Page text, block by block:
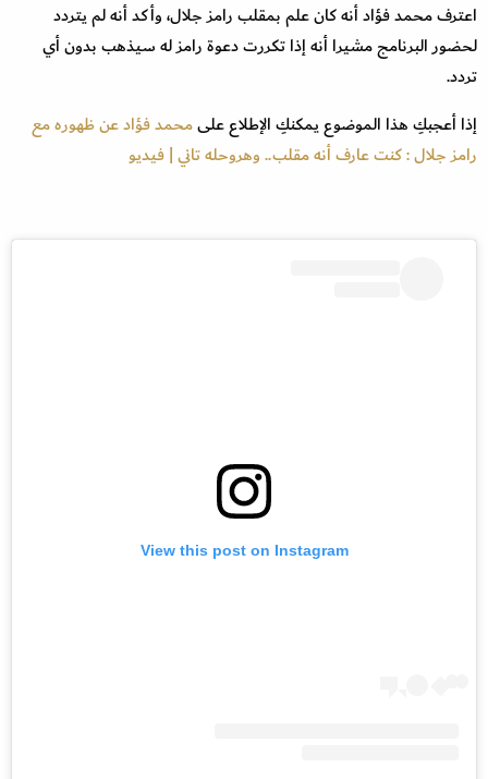
اعترف محمد فؤاد أنه كان علم بمقلب رامز جلال، وأكد أنه لم يتردد
لحضور البرنامج مشيرا أنه إذا تكررت دعوة رامز له سيذهب بدون أي
تردد.
إذا أعجبكِ هذا الموضوع يمكنكِ الإطلاع علىمحمد فؤاد عن ظهوره مع
رامز جلال : كنت عارف أنه مقلب.. وهروحله تاني | فيديو
View this post on Instagram